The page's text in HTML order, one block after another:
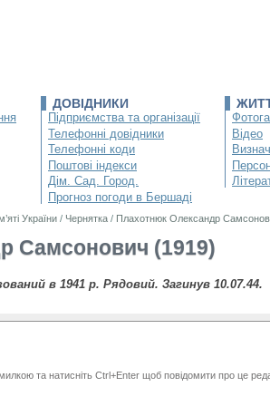
ДОВІДНИКИ
Підприємства та організації
Телефонні довідники
Телефонні коди
Поштові індекси
Дім. Сад. Город.
Прогноз погоди в Бершаді
Відео
України / Чернятка / Плахотнюк Олександр
Самсонович (1919)
в 1941 р. Рядовий. Загинув 10.07.44.
та натисніть Ctrl+Enter щоб повідомити про це